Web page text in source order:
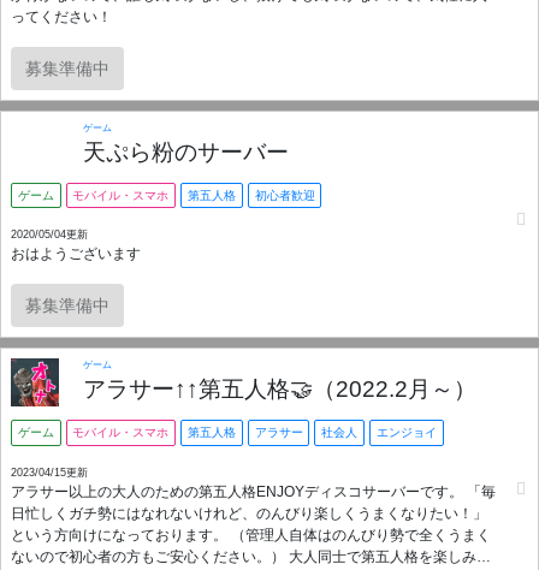
ってください！
募集準備中
ゲーム
天ぷら粉のサーバー
ゲーム モバイル・スマホ 第五人格 初心者歓迎
2020/05/04更新
おはようございます
募集準備中
ゲーム
アラサー↑↑第五人格🤝（2022.2月～）
ゲーム モバイル・スマホ 第五人格 アラサー 社会人 エンジョイ
2023/04/15更新
アラサー以上の大人のための第五人格ENJOYディスコサーバーです。 「毎
日忙しくガチ勢にはなれないけれど、のんびり楽しくうまくなりたい！」
という方向けになっております。 （管理人自体はのんびり勢で全くうまく
ないので初心者の方もご安心ください。） 大人同士で第五人格を楽しみた